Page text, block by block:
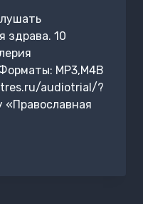
здрава. 10
MP3,M4B
audiotrial/?
«Православная